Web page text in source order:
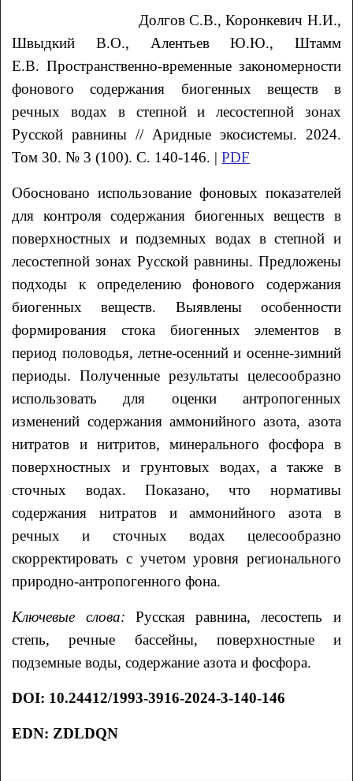
ДолговС.В., Коронкевич Н.И.,
Швыдкий В.О., АлентьевЮ.Ю., Штамм
Е.В. Пространственно-временные закономерности
фонового содержания биогенных веществ в
речных водах в степной и лесостепной зонах
Русской равнины// Аридные экосистемы. 2024.
Том 30. № 3 (100). С. 140-146. |PDF
Обосновано использование фоновых показателей
для контроля содержания биогенных веществ в
поверхностных и подземных водах в степной и
лесостепной зонах Русской равнины. Предложены
подходы к определению фонового содержания
биогенных веществ. Выявлены особенности
формирования стока биогенных элементов в
период половодья, летне-осенний и осенне-зимний
периоды. Полученные результаты целесообразно
использовать для оценки антропогенных
изменений содержания аммонийного азота, азота
нитратов и нитритов, минерального фосфора в
поверхностных и грунтовых водах, а также в
сточных водах. Показано, что нормативы
содержания нитратов и аммонийного азота в
речных и сточных водах целесообразно
скорректировать с учетом уровня регионального
природно-антропогенного фона.
Ключевые слова: Русская равнина, лесостепь и
степь, речные бассейны, поверхностные и
подземные воды, содержание азота и фосфора.
DOI: 10.24412/1993-3916-2024-3-140-146
EDN: ZDLDQN